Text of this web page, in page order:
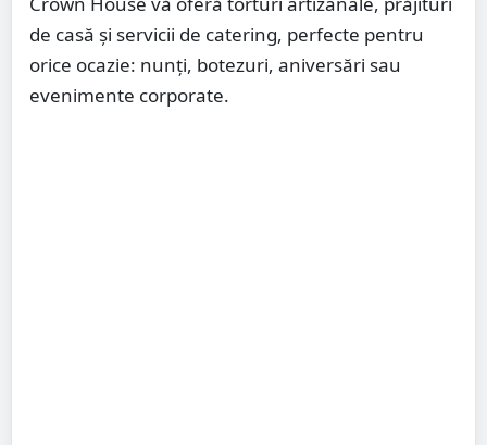
de casă și servicii de catering, perfecte pentru
orice ocazie: nunți, botezuri, aniversări sau
evenimente corporate.